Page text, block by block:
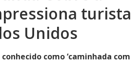
turista
Unidos
como ‘caminhada com